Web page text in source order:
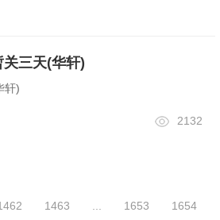
三天(华轩)
轩)
2132
1463 1653
1654